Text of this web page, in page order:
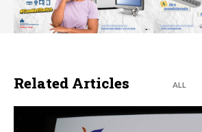
Related Articles ALL